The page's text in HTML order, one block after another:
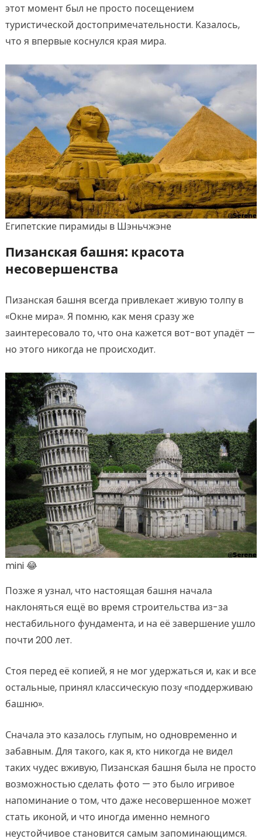
этот момент был не просто посещением
туристической достопримечательности. Казалось,
что я впервые коснулся края мира.
Египетские пирамиды в Шэньчжэне
Пизанская башня: красота
несовершенства
Пизанская башня всегда привлекает живую толпу в
«Окне мира». Я помню, как меня сразу же
заинтересовало то, что она кажется вот-вот упадёт —
но этого никогда не происходит.
mini 😂
Позже я узнал, что настоящая башня начала
наклоняться ещё во время строительства из-за
нестабильного фундамента, и на её завершение ушло
почти 200 лет.
Стоя перед её копией, я не мог удержаться и, как и все
остальные, принял классическую позу «поддерживаю
башню».
Сначала это казалось глупым, но одновременно и
забавным. Для такого, как я, кто никогда не видел
таких чудес вживую, Пизанская башня была не просто
возможностью сделать фото — это было игривое
напоминание о том, что даже несовершенное может
стать иконой, и что иногда именно немного
неустойчивое становится самым запоминающимся.